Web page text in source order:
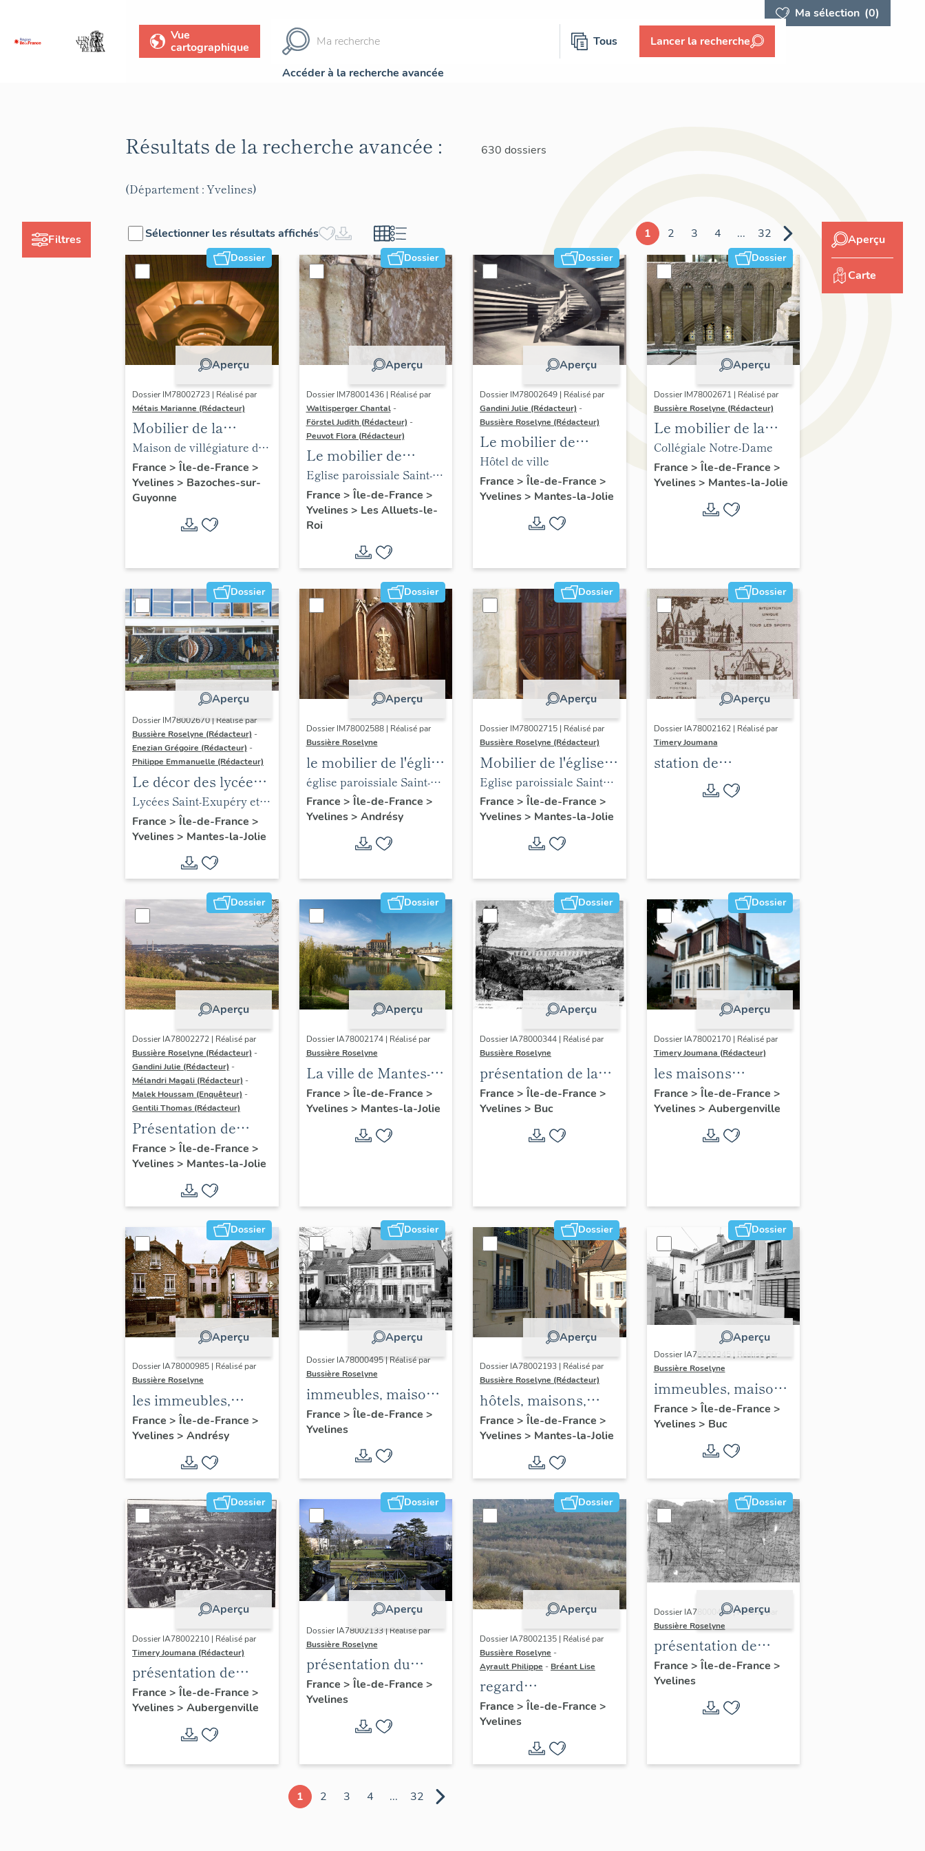
Ma sélection (0)
Vue
cartographique
Tous Lancer la recherche
Accéder à la recherche avancée
Filtres
Résultats de la recherche avancée : 630 dossiers
(Département : Yvelines)
Sélectionner les résultats affichés 1 2 3 4 ... 32
Dossier
Aperçu
Dossier IM78002723 | Réalisé par
Métais Marianne (Rédacteur)
Mobilier de la
maison Louis Carré
Maison de villégiature dite
maison Louis Carré
France > Île-de-France >
Yvelines> Bazoches-sur-
Guyonne
Dossier
Aperçu
Dossier IM78001436 | Réalisé par
Waltisperger Chantal -
Förstel Judith (Rédacteur) -
Peuvot Flora (Rédacteur)
Le mobilier de
l'église paroissiale
Saint-Nicolas
Eglise paroissiale Saint-
Nicolas
France > Île-de-France >
Yvelines> Les Alluets-le-
Roi
Dossier
Aperçu
Dossier IM78002649 | Réalisé par
Gandini Julie (Rédacteur) -
Bussière Roselyne (Rédacteur)
Le mobilier de
l'hôtel de ville
Hôtel de ville
France > Île-de-France >
Yvelines> Mantes-la-Jolie
Dossier
Aperçu
Dossier IM78002671 | Réalisé par
Bussière Roselyne (Rédacteur)
Le mobilier de la
collégiale
Collégiale Notre-Dame
France > Île-de-France >
Yvelines> Mantes-la-Jolie
Dossier
Aperçu
Dossier IM78002670 | Réalisé par
Bussière Roselyne (Rédacteur) -
Enezian Grégoire (Rédacteur) -
Philippe Emmanuelle (Rédacteur)
Le décor des lycées
de Mantes
Lycées Saint-Exupéry et
Jean Rostand
France > Île-de-France >
Yvelines> Mantes-la-Jolie
Dossier
Aperçu
Dossier IM78002588 | Réalisé par
Bussière Roselyne
le mobilier de l'église
Saint-Germain-de-
Paris (liste
supplémentaire)
église paroissiale Saint-
Germain
France > Île-de-France >
Yvelines> Andrésy
Dossier
Aperçu
Dossier IM78002715 | Réalisé par
Bussière Roselyne (Rédacteur)
Mobilier de l'église
Sainte-Anne de
Gassicourt
Eglise paroissiale Sainte-
Anne
France > Île-de-France >
Yvelines> Mantes-la-Jolie
Dossier
Aperçu
Dossier IA78002162 | Réalisé par
Timery Joumana
station de
villégiature
d'Elisabethville
Dossier
Aperçu
Dossier IA78002272 | Réalisé par
Bussière Roselyne (Rédacteur) -
Gandini Julie (Rédacteur) -
Mélandri Magali (Rédacteur) -
Malek Houssam (Enquêteur) -
Gentili Thomas (Rédacteur)
Présentation de
l'étude
France > Île-de-France >
Yvelines> Mantes-la-Jolie
Dossier
Aperçu
Dossier IA78002174 | Réalisé par
Bussière Roselyne
La ville de Mantes-la-
Jolie
France > Île-de-France >
Yvelines> Mantes-la-Jolie
Dossier
Aperçu
Dossier IA78000344 | Réalisé par
Bussière Roselyne
présentation de la
commune de Buc
France > Île-de-France >
Yvelines> Buc
Dossier
Aperçu
Dossier IA78002170 | Réalisé par
Timery Joumana (Rédacteur)
les maisons
d'Elisabethville
France > Île-de-France >
Yvelines> Aubergenville
Dossier
Aperçu
Dossier IA78000985 | Réalisé par
Bussière Roselyne
les immeubles,
maisons et fermes
du canton d'Andrésy
France > Île-de-France >
Yvelines> Andrésy
Dossier
Aperçu
Dossier IA78000495 | Réalisé par
Bussière Roselyne
immeubles, maisons,
fermes
France > Île-de-France >
Yvelines
Dossier
Aperçu
Dossier IA78002193 | Réalisé par
Bussière Roselyne (Rédacteur)
hôtels, maisons,
immeubles
France > Île-de-France >
Yvelines> Mantes-la-Jolie
Dossier
Aperçu
Dossier IA78000345 | Réalisé par
Bussière Roselyne
immeubles, maisons,
fermes
France > Île-de-France >
Yvelines> Buc
Dossier
Aperçu
Dossier IA78002210 | Réalisé par
Timery Joumana (Rédacteur)
présentation de
l'étude
d'Elisabethville
France > Île-de-France >
Yvelines> Aubergenville
Dossier
Aperçu
Dossier IA78002133 | Réalisé par
Bussière Roselyne
présentation du
diagnostic
patrimonial, urbain
et paysager de Seine-
France > Île-de-France >
Yvelines
Dossier
Aperçu
Dossier IA78002135 | Réalisé par
Bussière Roselyne -
Ayrault Philippe - Bréant Lise
regard
photographique sur
le territoire de Seine-
France > Île-de-France >
Yvelines
Dossier
Aperçu
Dossier IA78000496 | Réalisé par
Bussière Roselyne
présentation de
l'étude du
patrimoine de l'aire
d'étude Versailles
périphérie sud
France > Île-de-France >
Yvelines
1 2 3 4 ... 32
Aperçu
Carte